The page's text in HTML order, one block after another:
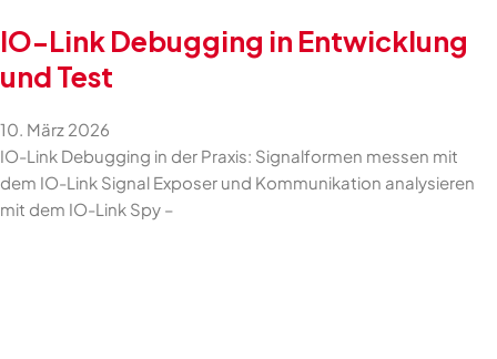
IO-Link Debugging in Entwicklung
und Test
10. März 2026
IO-Link Debugging in der Praxis: Signalformen messen mit
dem IO-Link Signal Exposer und Kommunikation analysieren
mit dem IO-Link Spy –